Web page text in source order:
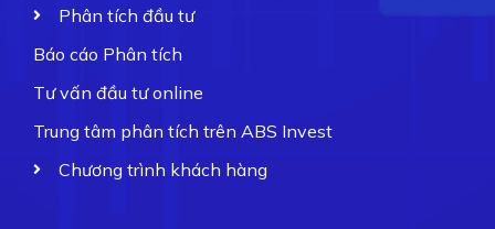
Phân tích đầu tư
Báo cáo Phân tích
Tư vấn đầu tư online
Trung tâm phân tích trên ABS Invest
Chương trình khách hàng